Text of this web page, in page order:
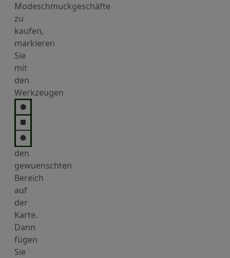
Modeschmuckgeschäfte
zu
kaufen,
markieren
Sie
mit
den
Werkzeugen
den
gewuenschten
Bereich
auf
der
Karte.
Dann
fügen
Sie